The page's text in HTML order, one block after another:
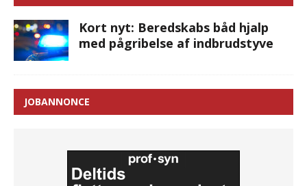
Kort nyt: Beredskabs båd hjalp
med pågribelse af indbrudstyve
JOBANNONCE